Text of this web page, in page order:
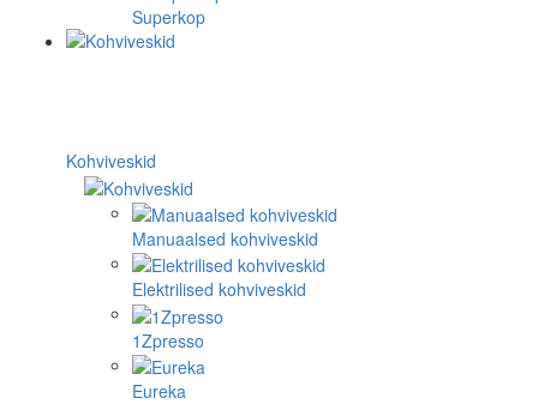
Superkop
Kohviveskid
Manuaalsed kohviveskid
Elektrilised kohviveskid
1Zpresso
Eureka